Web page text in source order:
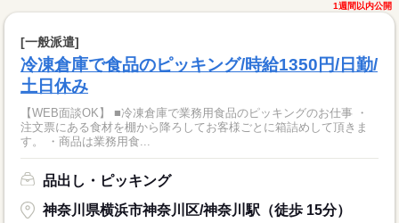
1週間以内公開
[一般派遣]
冷凍倉庫で食品のピッキング/時給1350円/日勤/
土日休み
【WEB面談OK】 ■冷凍倉庫で業務用食品のピッキングのお仕事 ・
注文票にある食材を棚から降ろしてお客様ごとに箱詰めして頂きま
す。 ・商品は業務用食...
品出し・ピッキング
神奈川県横浜市神奈川区/神奈川駅（徒歩 15分）